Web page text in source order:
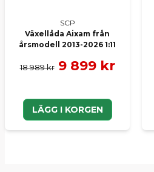
SCP
Växellåda Aixam från
årsmodell 2013-2026 1:11
18 989 kr 9 899 kr
LÄGG I KORGEN